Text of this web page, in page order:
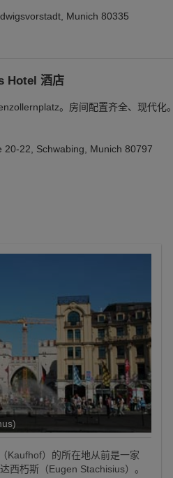
Munich 80335
Hotel 酒店
。房间配置齐全、现代化
22, Schwabing, Munich 80797
Kaufhof）的所在地从前是一家
西朽斯（Eugen Stachisius）。